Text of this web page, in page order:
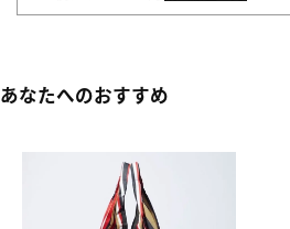
あなたへのおすすめ